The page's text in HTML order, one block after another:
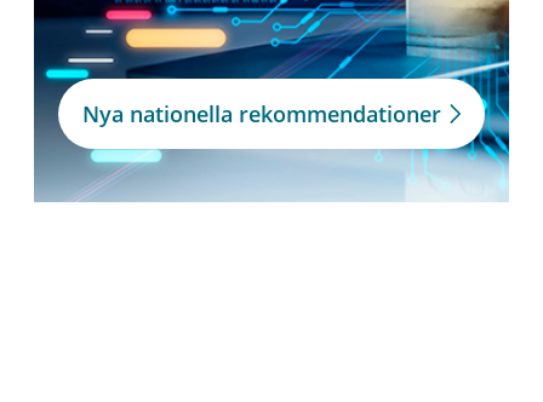
Nya nationella rekommendationer